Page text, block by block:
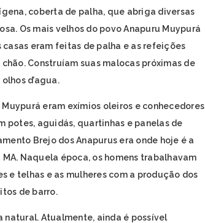
coberta de palha, que abriga diversas
Os mais velhos do povo Anapuru Muypurá
eram feitas de palha e as refeições
Construíam suas malocas próximas de
d’agua.
eram exímios oleiros e conhecedores
potes, aguidás, quartinhas e panelas de
Brejo dos Anapurus era onde hoje é a
Naquela época, os homens trabalhavam
e telhas e as mulheres com a produção dos
de barro.
natural. Atualmente, ainda é possível